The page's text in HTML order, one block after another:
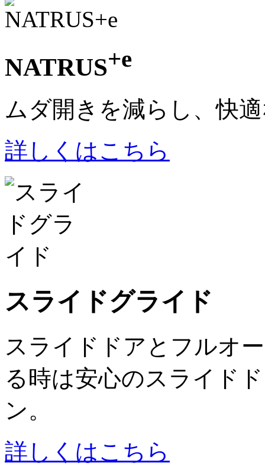
NATRUS+e
ムダ開きを減らし、快
詳しくはこちら
スライドグライド
スライドドアとフルオ
る時は安心のスライド
ン。
詳しくはこちら